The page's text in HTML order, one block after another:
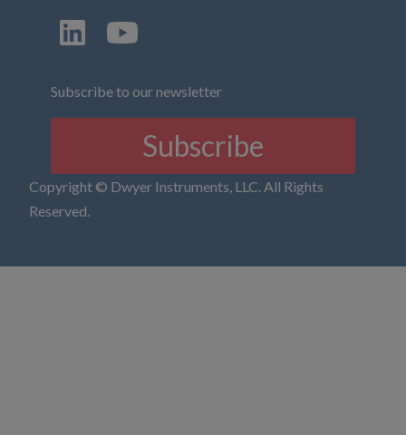
Subscribe to our newsletter
Subscribe
Copyright © Dwyer Instruments, LLC. All Rights
Reserved.